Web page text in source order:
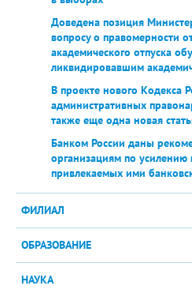
Доведена позиция
вопросу о правомерности
академического отпуска
ликвидировавшим
В проекте нового Кодекса
административных
также еще одна новая
Банком России даны
организациям по усилению
привлекаемых ими
ФИЛИАЛ
ОБРАЗОВАНИЕ
НАУКА